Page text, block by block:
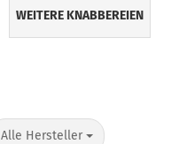
WEITERE KNABBEREIEN
Alle Hersteller
pro Seite